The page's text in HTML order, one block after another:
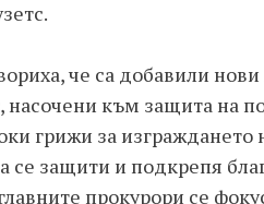
че са добавили
насочени към защита на
грижи за изграждането
се защити и подкрепя
прокурори се